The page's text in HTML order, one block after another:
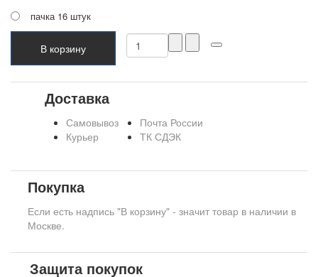
пачка 16 штук
В корзину
Доставка
Самовывоз
Курьер
Почта России
ТК СДЭК
Покупка
Если есть надпись "В корзину" - значит товар в наличии в
Москве.
Защита покупок